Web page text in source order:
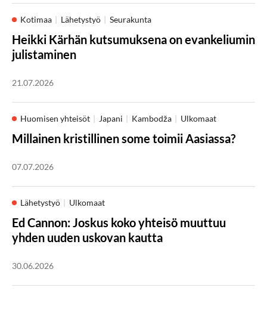
Kotimaa Lähetystyö Seurakunta
Heikki Kärhän kutsumuksena on evankeliumin
julistaminen
21.07.2026
Huomisen yhteisöt Japani Kambodža Ulkomaat
Millainen kristillinen some toimii Aasiassa?
07.07.2026
Lähetystyö Ulkomaat
Ed Cannon: Joskus koko yhteisö muuttuu
yhden uuden uskovan kautta
30.06.2026